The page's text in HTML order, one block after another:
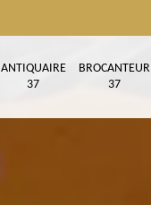
ANTIQUAIRE
37
BROCANTEUR
37